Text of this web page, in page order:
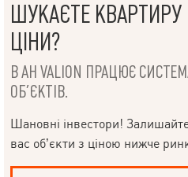
ШУКАЄТЕ КВАРТИРУ
ЦІНИ?
В АН VALION ПРАЦЮЄ
ОБ’ЄКТІВ.
Шановні інвестори!
вас об’єкти з ціною нижче